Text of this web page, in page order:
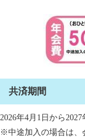
共済期間
2026年4月1日から
※中途加入の場合は、